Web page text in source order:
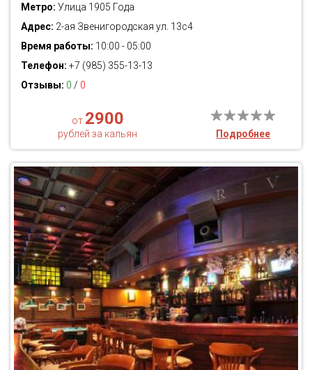
Метро: Улица 1905 Года
Адрес: 2-ая Звенигородская ул. 13с4
Время работы: 10:00 - 05:00
Телефон: +7 (985) 355-13-13
Отзывы: 0 / 0
от 2900
рублей за кальян Подробнее